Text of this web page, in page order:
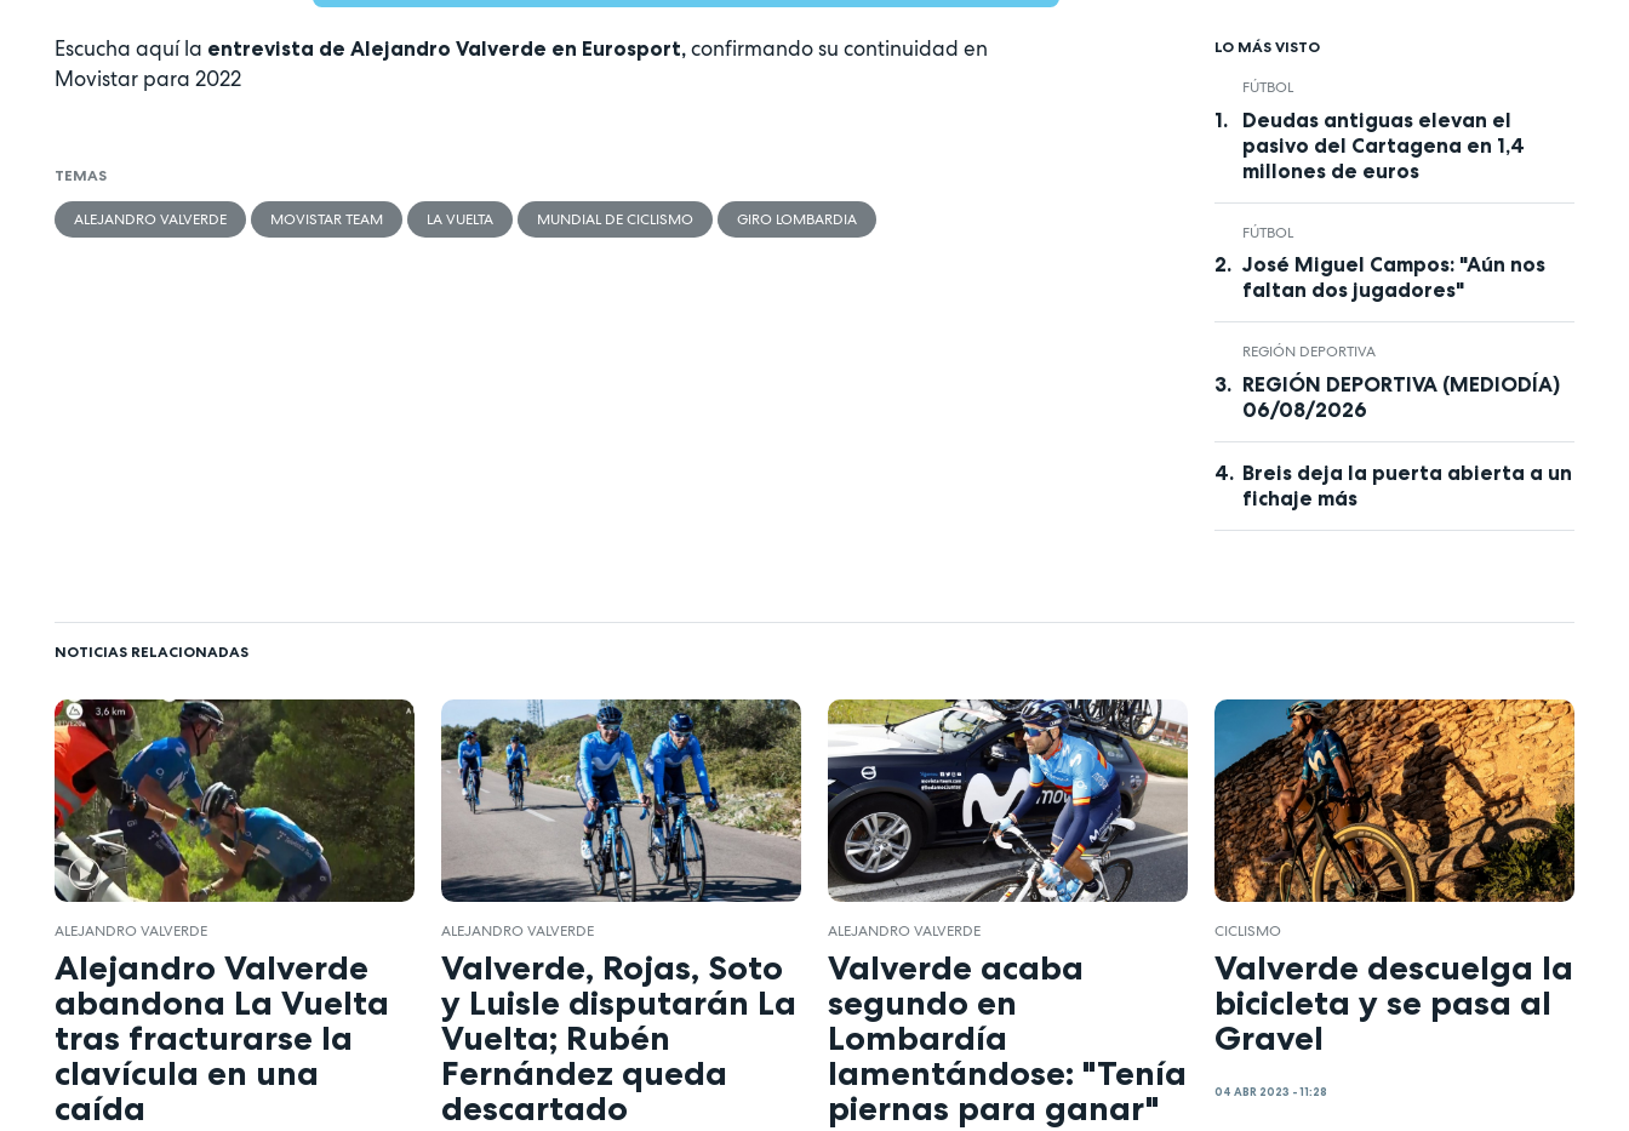
Escucha aquí la entrevista de Alejandro Valverde en Eurosport, confirmando su continuidad en
Movistar para 2022
TEMAS
ALEJANDRO VALVERDE MOVISTAR TEAM LA VUELTA MUNDIAL DE CICLISMO GIRO LOMBARDIA
LO MÁS VISTO
FÚTBOL
Deudas antiguas elevan el
pasivo del Cartagena en 1,4
millones de euros
FÚTBOL
José Miguel Campos: "Aún nos
faltan dos jugadores"
REGIÓN DEPORTIVA
REGIÓN DEPORTIVA (MEDIODÍA)
06/08/2026
Breis deja la puerta abierta a un
fichaje más
NOTICIAS RELACIONADAS
ALEJANDRO VALVERDE
Alejandro Valverde
abandona La Vuelta
tras fracturarse la
clavícula en una
caída
ALEJANDRO VALVERDE
Valverde, Rojas, Soto
y Luisle disputarán La
Vuelta; Rubén
Fernández queda
descartado
ALEJANDRO VALVERDE
Valverde acaba
segundo en
Lombardía
lamentándose: "Tenía
piernas para ganar"
CICLISMO
Valverde descuelga la
bicicleta y se pasa al
Gravel
04 ABR 2023 - 11:28